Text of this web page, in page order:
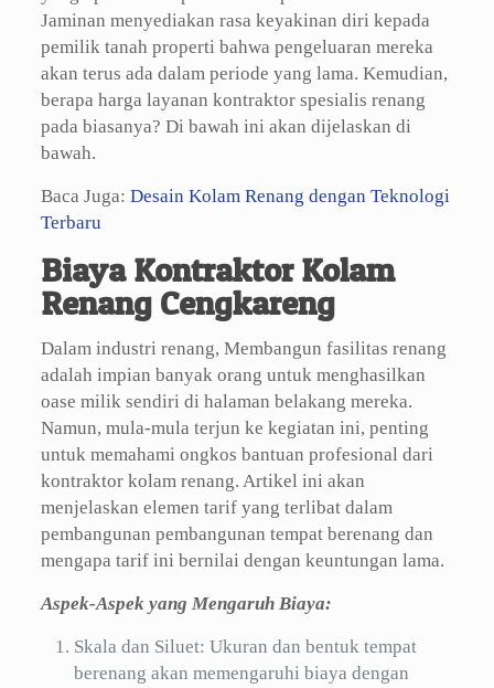
Jaminan menyediakan rasa keyakinan diri kepada
pemilik tanah properti bahwa pengeluaran mereka
akan terus ada dalam periode yang lama. Kemudian,
berapa harga layanan kontraktor spesialis renang
pada biasanya? Di bawah ini akan dijelaskan di
bawah.
Baca Juga: Desain Kolam Renang dengan Teknologi
Terbaru
Biaya Kontraktor Kolam
Renang Cengkareng
Dalam industri renang, Membangun fasilitas renang
adalah impian banyak orang untuk menghasilkan
oase milik sendiri di halaman belakang mereka.
Namun, mula-mula terjun ke kegiatan ini, penting
untuk memahami ongkos bantuan profesional dari
kontraktor kolam renang. Artikel ini akan
menjelaskan elemen tarif yang terlibat dalam
pembangunan pembangunan tempat berenang dan
mengapa tarif ini bernilai dengan keuntungan lama.
Aspek-Aspek yang Mengaruh Biaya:
Skala dan Siluet: Ukuran dan bentuk tempat
berenang akan memengaruhi biaya dengan